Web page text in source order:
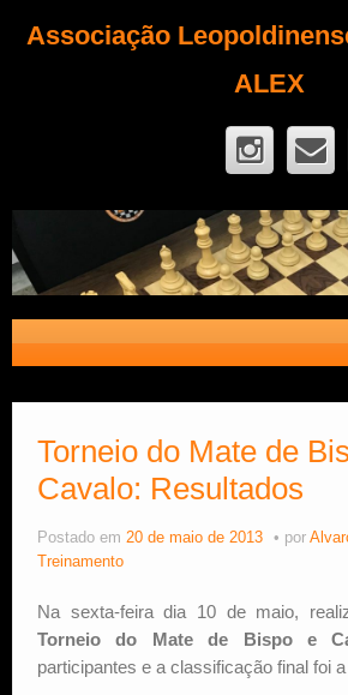
Associação
ALEX
Fique Sócio
Quem Somos?
Calendário
Torneio do Mate de
Cavalo: Resultados
Postado em 20 de maio de 2013 por
Treinamento
Na sexta-feira dia 10 de maio,
Torneio do Mate de Bispo e
participantes e a classificação final foi